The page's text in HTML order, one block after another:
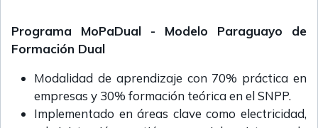
Programa MoPaDual - Modelo Paraguayo de
Formación Dual
Modalidad de aprendizaje con 70% práctica en
empresas y 30% formación teórica en el SNPP.
Implementado en áreas clave como electricidad,